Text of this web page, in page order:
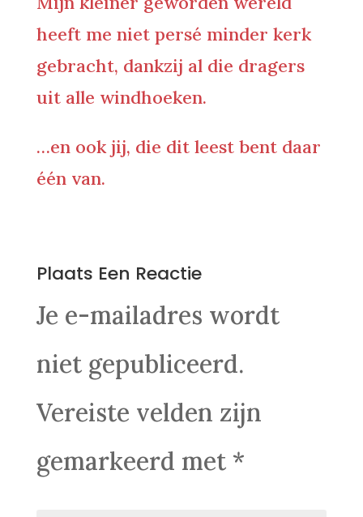
heeft me niet persé minder kerk
gebracht, dankzij al die dragers
uit alle windhoeken.
…en ook jij, die dit leest bent daar
één van.
Plaats Een Reactie
Je e-mailadres wordt
niet gepubliceerd.
Vereiste velden zijn
gemarkeerd met *